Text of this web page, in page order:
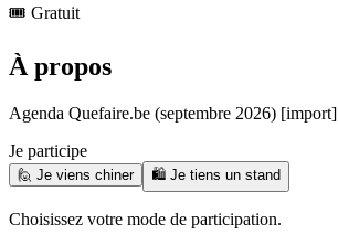
🎟️ Gratuit
À propos
Agenda Quefaire.be (septembre 2026) [import]
Je participe
🙋 Je viens chiner 🛍️ Je tiens un stand
Choisissez votre mode de participation.